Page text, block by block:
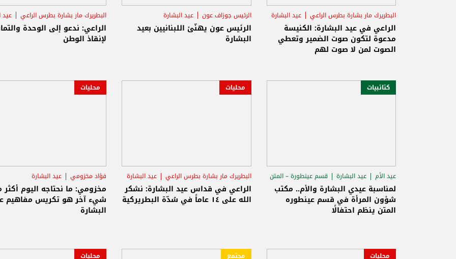
البطريرك مار بشارة بطرس الراعي عيد البشارة
الراعي في عيد البشارة: الكنيسة
مدعوة لتكون صوت الضمير وتعطي
الصوت لمن لا صوت لهم
الرئيس جوزاف عون عيد البشارة
الرئيس عون يهنّئ اللبنانيين بعيد
البشارة
البطريرك مار بشارة بطرس الراعي عيد
الراعي: ندعو إلى الوحدة
لإنقاذ الوطن
كتائبيات
عيد الأم عيد البشارة قسم عينطورة – المتن
لمناسبة عيدي البشارة والأم.. مكتب
شؤون المرأة في قسم عينطوره
المتن ينظم احتفالًا
محليات
البطريرك مار بشارة بطرس الراعي عيد البشارة
الراعي في قداس عيد البشارة: نشكر
الله على ١٤ عاماً في سُدّة البطريركية
محليات
فؤاد مخزومي عيد البشارة
مخزومي: ما نحتاجه اليوم
شيء آخر هو تكريس مفاهيم
البشارة
محليات مجتمع محليات